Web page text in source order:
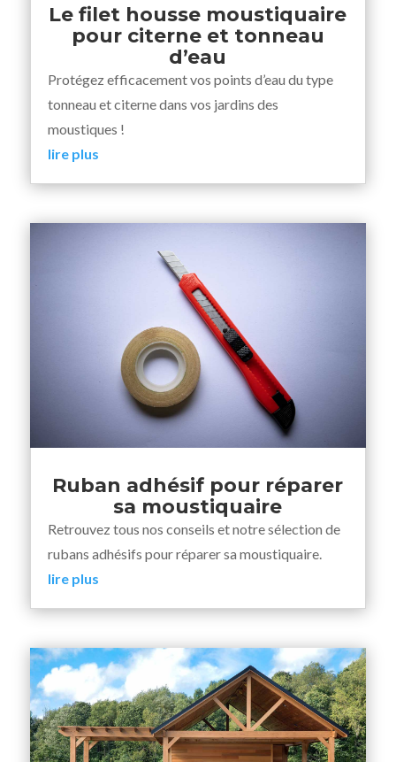
Le filet housse moustiquaire
pour citerne et tonneau
d’eau
Protégez efficacement vos points d’eau du type
tonneau et citerne dans vos jardins des
moustiques !
lire plus
Ruban adhésif pour réparer
sa moustiquaire
Retrouvez tous nos conseils et notre sélection de
rubans adhésifs pour réparer sa moustiquaire.
lire plus